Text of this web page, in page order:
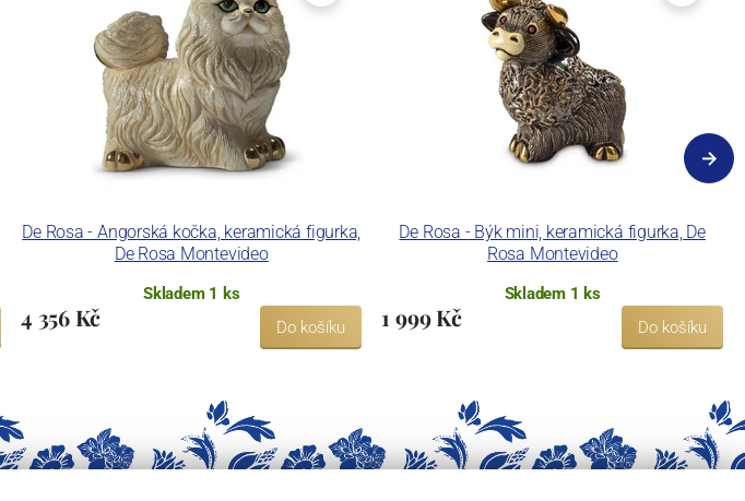
De Rosa - Angorská kočka, keramická figurka,
De Rosa Montevideo
Skladem 1 ks
4 356 Kč Do košíku
De Rosa - Býk mini, keramická figurka, De
Rosa Montevideo
Skladem 1 ks
1 999 Kč Do košíku